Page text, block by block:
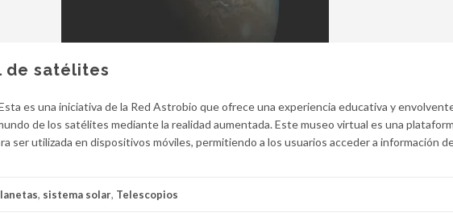
de satélites
es una iniciativa de la Red Astrobio que ofrece una experiencia educativa y
de los satélites mediante la realidad aumentada. Este museo virtual es una
ser utilizada en dispositivos móviles, permitiendo a los usuarios acceder a información
, sistema solar, Telescopios